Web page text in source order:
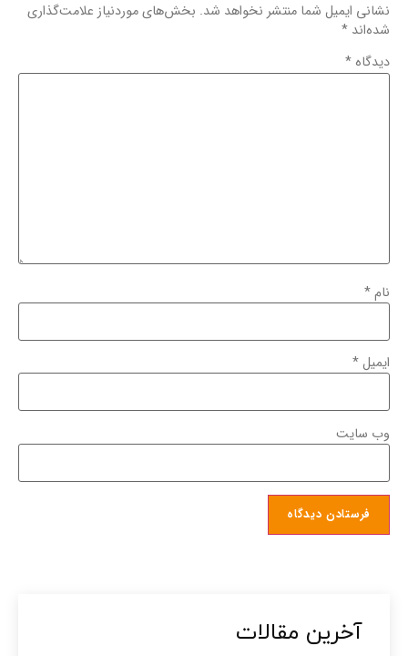
نشانی ایمیل شما منتشر نخواهد شد. بخش‌های موردنیاز علامت‌گذاری
شده‌اند *
دیدگاه *
نام*
ایمیل*
وب‌ سایت
آخرین مقالات​